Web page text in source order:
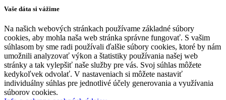
Vaše dáta si vážime
Na našich webových stránkach používame základné súbory
cookies, aby mohla naša web stránka správne fungovať. S vašim
súhlasom by sme radi používali ďalšie súbory cookies, ktoré by nám
umožnili analyzovať výkon a štatistiky používania našej web
stránky a tak vylepšiť naše služby pre vás. Svoj súhlas môžete
kedykoľvek odvolať. V nastaveniach si môžete nastaviť
individuálny súhlas pre jednotlivé účely generovania a využívania
súborov cookies.